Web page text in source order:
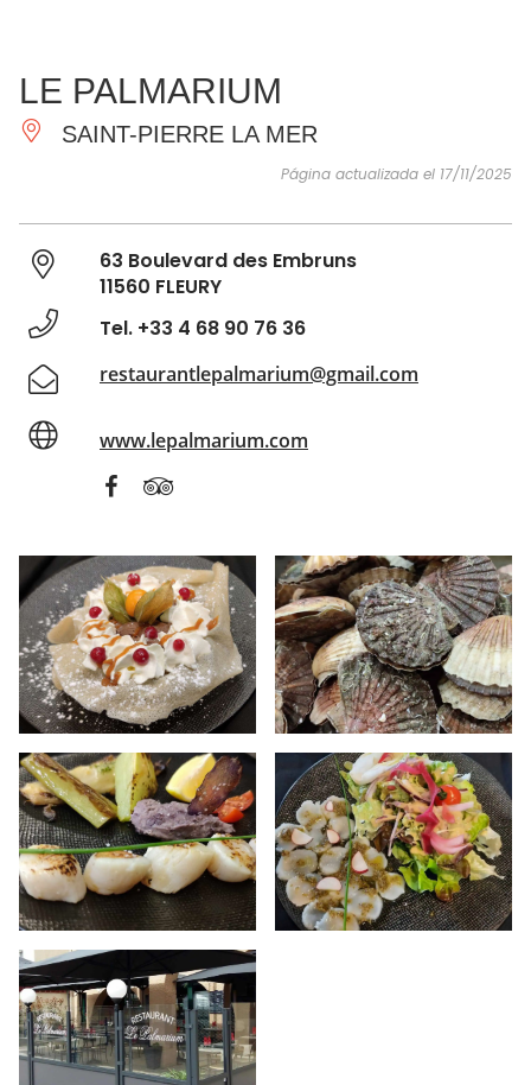
IMPRESCINDIBLES
HACER
LE PALMARIUM
SAINT-PIERRE LA MER
Página actualizada el 17/11/2025
63 Boulevard des Embruns
11560 FLEURY
Tel. +33 4 68 90 76 36
restaurantlepalmarium@gmail.com
www.lepalmarium.com